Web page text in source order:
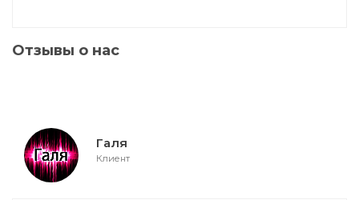
Отзывы о нас
Галя
Клиент